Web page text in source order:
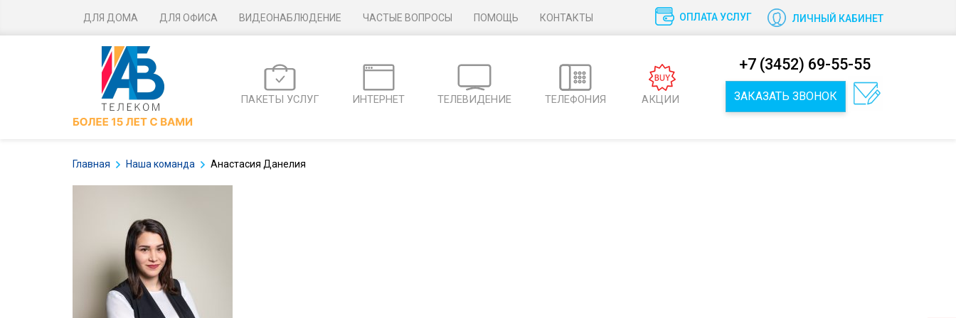
ДЛЯ ДОМА ДЛЯ ОФИСА ВИДЕОНАБЛЮДЕНИЕ ЧАСТЫЕ ВОПРОСЫ ПОМОЩЬ ОПЛАТА УСЛУГ
КОНТАКТЫ ЛИЧНЫЙ КАБИНЕТ
+7 (3452) 69-55-55
ЗАКАЗАТЬ ЗВОНОК
ПАКЕТЫ УСЛУГ ИНТЕРНЕТ ТЕЛЕВИДЕНИЕ ТЕЛЕФОНИЯ АКЦИИ
Главная Наша команда Анастасия Данелия